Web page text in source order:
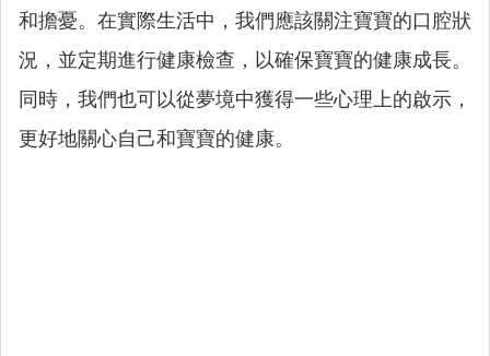
和擔憂。在實際生活中，我們應該關注寶寶的口腔狀
況，並定期進行健康檢查，以確保寶寶的健康成長。
同時，我們也可以從夢境中獲得一些心理上的啟示，
更好地關心自己和寶寶的健康。